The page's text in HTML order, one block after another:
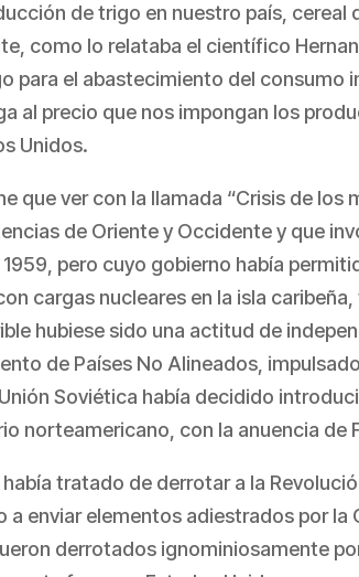
de trigo en nuestro país, cereal
como lo relataba el científico
para el abastecimiento del consumo
al precio que nos impongan los
Unidos.
que ver con la llamada “Crisis de los
de Oriente y Occidente y que
pero cuyo gobierno había
cargas nucleares en la isla
hubiese sido una actitud de
de Países No Alineados,
Soviética había decidido
norteamericano, con la anuencia de
había tratado de derrotar a la
a enviar elementos adiestrados por la
derrotados ignominiosamente